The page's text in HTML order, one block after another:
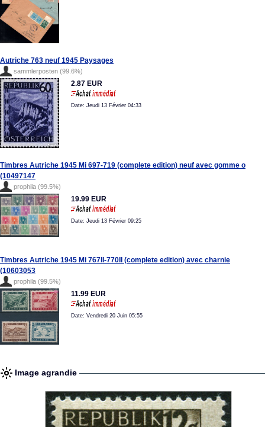
Autriche 763 neuf 1945 Paysages
sammlerposten (99.6%)
2.87 EUR
Date: Jeudi 13 Février 04:33
Timbres Autriche 1945 Mi 697-719 (complete edition) neuf avec gomme o
(10497147
prophila (99.5%)
19.99 EUR
Date: Jeudi 13 Février 09:25
Timbres Autriche 1945 Mi 767II-770II (complete edition) avec charnie
(10603053
prophila (99.5%)
11.99 EUR
Date: Vendredi 20 Juin 05:55
Image agrandie